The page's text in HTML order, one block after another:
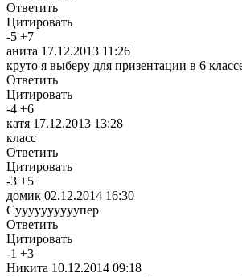
Ответить
Цитировать
-5 +7
анита 17.12.2013 11:26
круто я выберу для призентации в 6
Ответить
Цитировать
-4 +6
катя 17.12.2013 13:28
класс
Ответить
Цитировать
-3 +5
домик 02.12.2014 16:30
Суууууууууупер
Ответить
Цитировать
-1 +3
Никита 10.12.2014 09:18